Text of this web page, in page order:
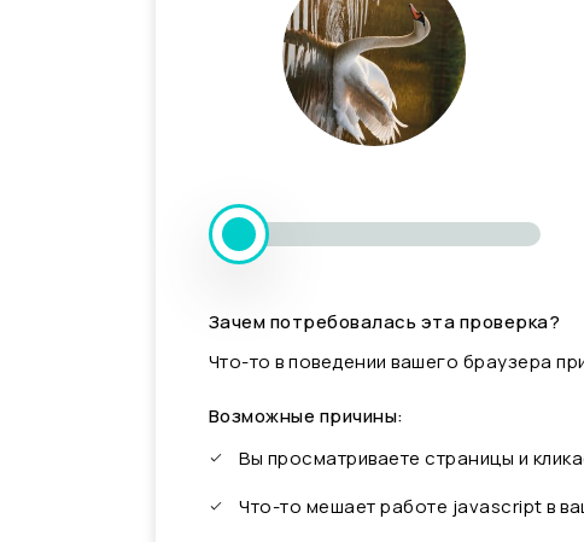
Зачем потребовалась эта проверка?
Что-то в поведении вашего браузера
Возможные причины:
Вы просматриваете страницы и
Что-то мешает работе javascript в